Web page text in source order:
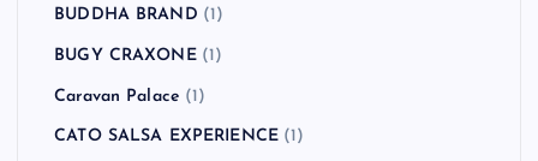
BUDDHA BRAND (1)
BUGY CRAXONE(1)
Caravan Palace (1)
CATO SALSA EXPERIENCE (1)